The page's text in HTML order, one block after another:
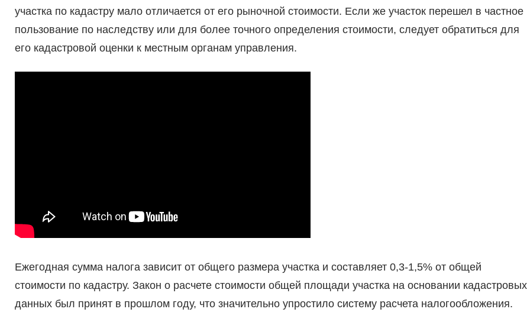
участка по кадастру мало отличается от его рыночной стоимости. Если же участок перешел в частное
пользование по наследству или для более точного определения стоимости, следует обратиться для
его кадастровой оценки к местным органам управления.
Ежегодная сумма налога зависит от общего размера участка и составляет 0,3-1,5% от общей
стоимости по кадастру. Закон о расчете стоимости общей площади участка на основании кадастровых
данных был принят в прошлом году, что значительно упростило систему расчета налогообложения.